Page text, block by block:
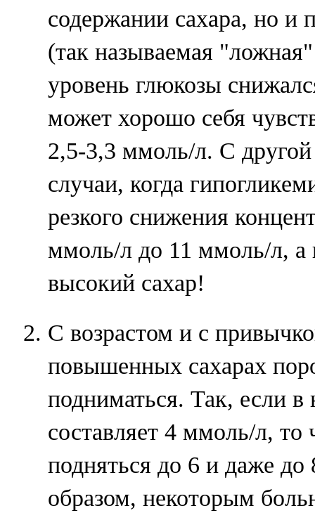
содержании сахара, но и
(так называемая
уровень глюкозы
может хорошо себя
2,5-3,3 ммоль/л. С
случаи, когда
резкого снижения
ммоль/л до 11 ммоль/л, а
высокий сахар!
С возрастом и с
повышенных сахарах
подниматься. Так, если в
составляет 4 ммоль/л, то
подняться до 6 и даже
образом, некоторым